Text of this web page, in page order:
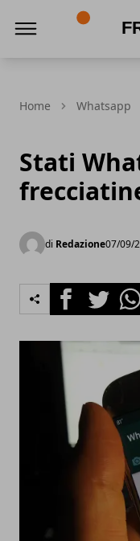
Home Whatsapp
Stati
di Redazione07/09/
FacebookTwitter